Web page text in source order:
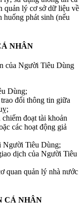
quản lý cơ sở dữ liệu về
phát sinh (nếu
NHÂN
của Người Tiêu Dùng
Dùng;
đổi thông tin giữa
đoạt tài khoản
các hoạt động giả
Người Tiêu Dùng;
dịch của Người Tiêu
quan quản lý nhà nước
CÁ NHÂN